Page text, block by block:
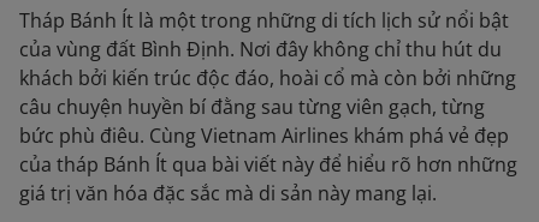
Tháp Bánh Ít là một trong những di tích lịch sử nổi bật
của vùng đất Bình Định. Nơi đây không chỉ thu hút du
khách bởi kiến trúc độc đáo, hoài cổ mà còn bởi những
câu chuyện huyền bí đằng sau từng viên gạch, từng
bức phù điêu. Cùng Vietnam Airlines khám phá vẻ đẹp
của tháp Bánh Ít qua bài viết này để hiểu rõ hơn những
giá trị văn hóa đặc sắc mà di sản này mang lại.